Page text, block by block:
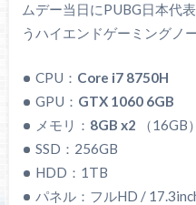
ムデー当日にPUBG日本代
うハイエンドゲーミングノ
CPU： Core i7 8750H
GPU： GTX 1060 6GB
メモリ： 8GB x2 （16GB）
SSD：256GB
HDD：1TB
パネル：フルHD /